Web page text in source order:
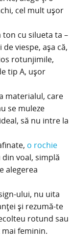
cel mult ușor
cu silueta ta –
viespe, așa că,
rotunjimile,
tip A, ușor
materialul, care
se muleze
să nu intre la
o rochie
din voal, simplă
alegerea
ului, nu uita
și rezumă-te
rotund sau
mai feminin.